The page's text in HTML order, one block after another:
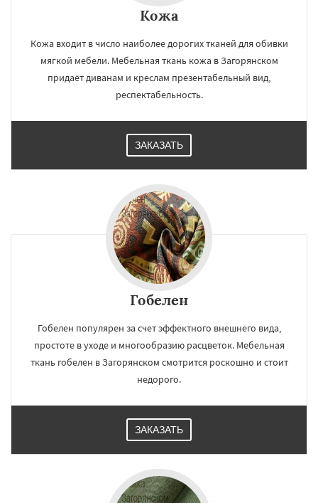
Кожа
Кожа входит в число наиболее дорогих тканей для обивки
мягкой мебели. Мебельная ткань кожа в Загорянском
придаёт диванам и креслам презентабельный вид,
респектабельность.
ЗАКАЗАТЬ
Гобелен
Гобелен популярен за счет эффектного внешнего вида,
простоте в уходе и многообразию расцветок. Мебельная
ткань гобелен в Загорянском смотрится роскошно и стоит
недорого.
ЗАКАЗАТЬ